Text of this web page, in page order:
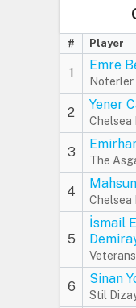
# Player
1
Emre
Noterler
2
Yener
Chelsea
3
The
4
Chelsea
5
İsmail
6
Sinan
Stil